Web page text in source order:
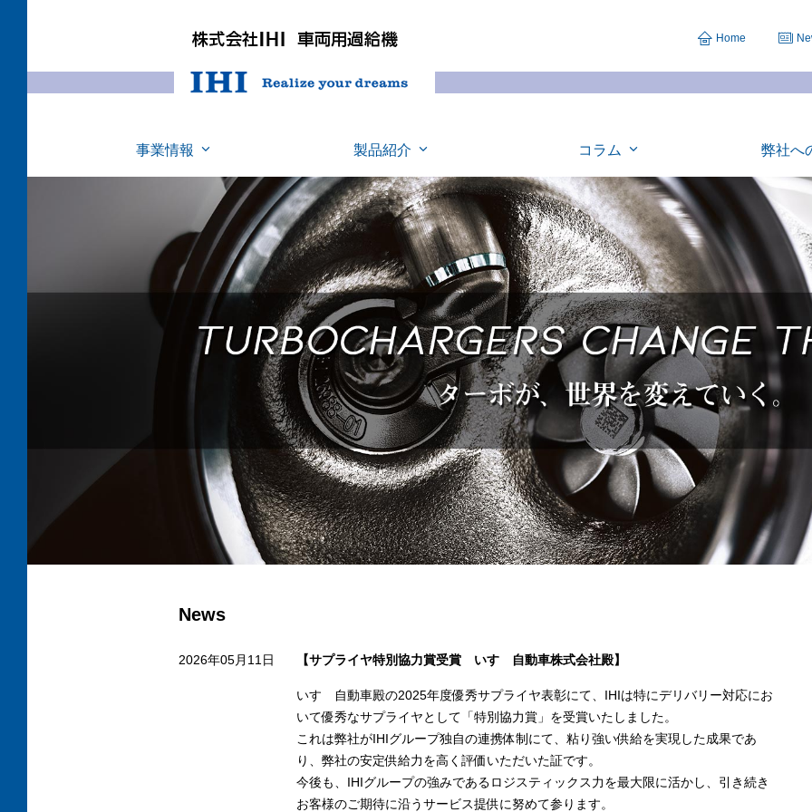
Home
事業情報 製品紹介 コラム 弊社へ
News
2026年05月11日 【サプライヤ特別協力賞受賞 いすゞ自動車株式会社殿】
いすゞ自動車殿の2025年度優秀サプライヤ表彰にて、IHIは特にデリバリー対応にお
いて優秀なサプライヤとして「特別協力賞」を受賞いたしました。
これは弊社がIHIグループ独自の連携体制にて、粘り強い供給を実現した成果であ
り、弊社の安定供給力を高く評価いただいた証です。
今後も、IHIグループの強みであるロジスティックス力を最大限に活かし、引き続き
お客様のご期待に沿うサービス提供に努めて参ります。